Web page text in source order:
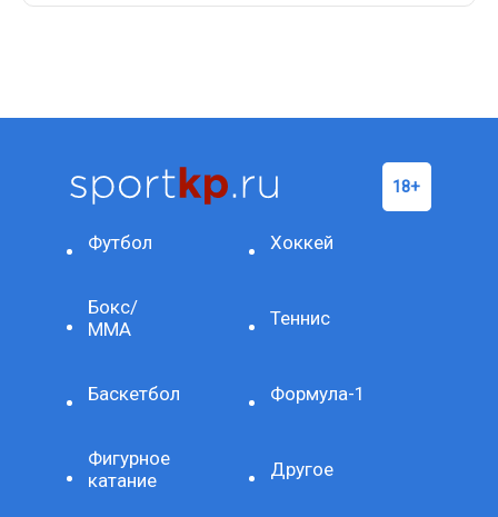
Футбол Хоккей
Бокс/
ММА
Теннис
Баскетбол Формула-1
Фигурное
катание
Другое